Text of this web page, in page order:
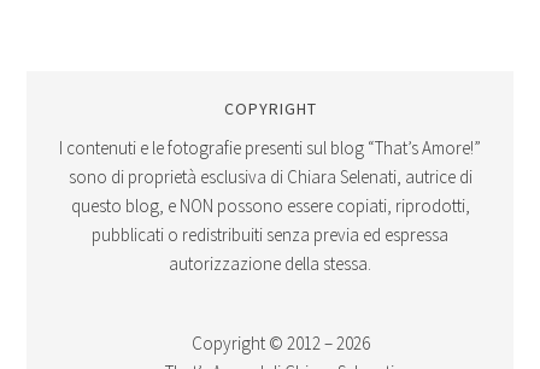
COPYRIGHT
I contenuti e le fotografie presenti sul blog “That’s Amore!”
sono di proprietà esclusiva di Chiara Selenati, autrice di
questo blog, e NON possono essere copiati, riprodotti,
pubblicati o redistribuiti senza previa ed espressa
autorizzazione della stessa.
Copyright © 2012 – 2026